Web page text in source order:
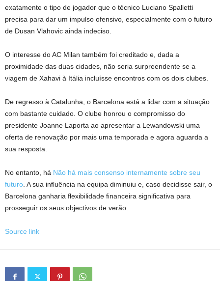
exatamente o tipo de jogador que o técnico Luciano Spalletti
precisa para dar um impulso ofensivo, especialmente com o futuro
de Dusan Vlahovic ainda indeciso.
O interesse do AC Milan também foi creditado e, dada a
proximidade das duas cidades, não seria surpreendente se a
viagem de Xahavi à Itália incluísse encontros com os dois clubes.
De regresso à Catalunha, o Barcelona está a lidar com a situação
com bastante cuidado. O clube honrou o compromisso do
presidente Joanne Laporta ao apresentar a Lewandowski uma
oferta de renovação por mais uma temporada e agora aguarda a
sua resposta.
No entanto, há Não há mais consenso internamente sobre seu
futuro . A sua influência na equipa diminuiu e, caso decidisse sair, o
Barcelona ganharia flexibilidade financeira significativa para
prosseguir os seus objectivos de verão.
Source link